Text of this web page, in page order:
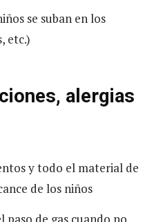
se suban en los
etc.)
alergias
y todo el material de
de los niños
paso de gas cuando no